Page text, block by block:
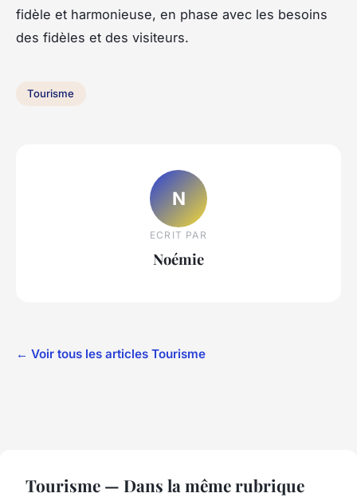
fidèle et harmonieuse, en phase avec les besoins
des fidèles et des visiteurs.
Tourisme
N
ECRIT PAR
Noémie
← Voir tous les articles Tourisme
Tourisme — Dans la même rubrique